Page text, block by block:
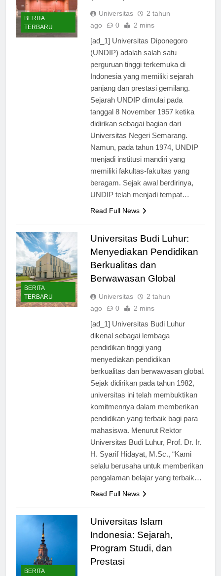
BERITA
TERBARU
(UNDIP)
Universitas
2 tahun
[ad_1] Universitas Diponegoro
(UNDIP) adalah salah satu
perguruan tinggi terkemuka di
Indonesia yang memiliki sejarah
panjang dan prestasi gemilang.
Sejarah UNDIP dimulai pada
tanggal 8 November 1957 ketika
didirikan sebagai bagian dari
Universitas Negeri Semarang.
Namun, pada tahun 1974, UNDIP
menjadi institusi mandiri yang
memiliki fakultas-fakultas yang
beragam. Sejak awal berdirinya,
BERITA
TERBARU
Universitas Budi Luhur:
Menyediakan Pendidikan
Berkualitas dan
Universitas
2 tahun
[ad_1] Universitas Budi Luhur
dikenal sebagai lembaga
pendidikan tinggi yang
menyediakan pendidikan
berkualitas dan berwawasan global.
Sejak didirikan pada tahun 1982,
universitas ini telah membuktikan
komitmennya dalam memberikan
pendidikan yang terbaik bagi para
mahasiswa. Menurut Rektor
Universitas Budi Luhur, Prof. Dr. Ir.
H. Syarif Hidayat, M.Sc., “Kami
selalu berusaha untuk memberikan
Universitas Islam
Indonesia: Sejarah,
Program Studi, dan